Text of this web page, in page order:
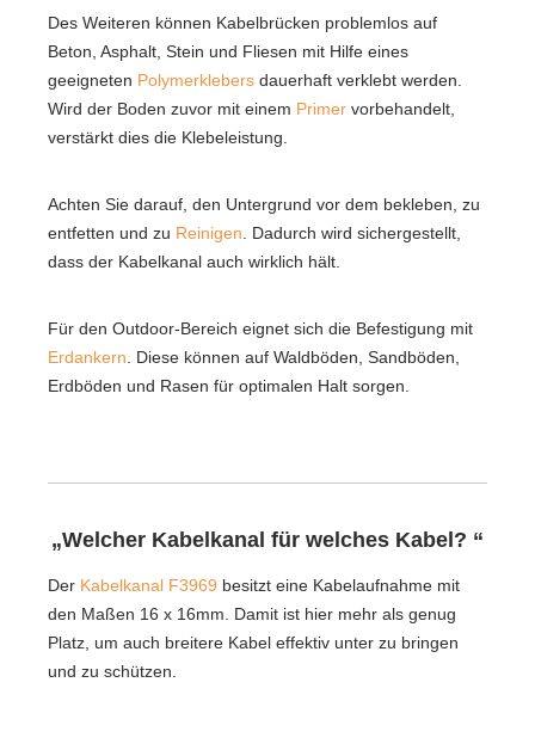
Des Weiteren können Kabelbrücken problemlos auf
Beton, Asphalt, Stein und Fliesen mit Hilfe eines
geeigneten Polymerklebers dauerhaft verklebt werden.
Wird der Boden zuvor mit einem Primer vorbehandelt,
verstärkt dies die Klebeleistung.
Achten Sie darauf, den Untergrund vor dem bekleben, zu
entfetten und zu Reinigen . Dadurch wird sichergestellt,
dass der Kabelkanal auch wirklich hält.
Für den Outdoor-Bereich eignet sich die Befestigung mit
Erdankern . Diese können auf Waldböden, Sandböden,
Erdböden und Rasen für optimalen Halt sorgen.
„Welcher Kabelkanal für welches Kabel? “
Der Kabelkanal F3969 besitzt eine Kabelaufnahme mit
den Maßen 16 x 16mm. Damit ist hier mehr als genug
Platz, um auch breitere Kabel effektiv unter zu bringen
und zu schützen.